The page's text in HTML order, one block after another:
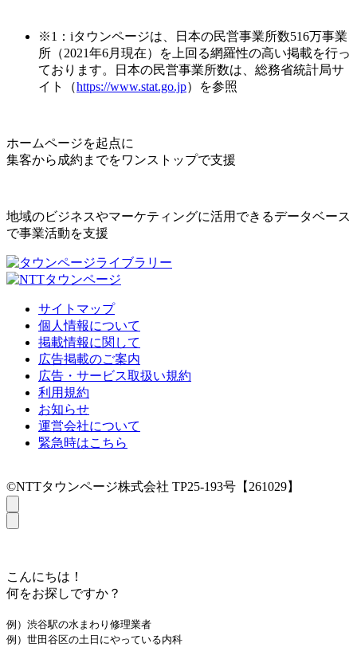
※1：iタウンページは、日本の民営事業所数516万事業
所（2021年6月現在）を上回る網羅性の高い掲載を行っ
ております。日本の民営事業所数は、総務省統計局サ
イト（https://www.stat.go.jp）を参照
ホームページを起点に
集客から成約までをワンストップで支援
地域のビジネスやマーケティングに活用できるデータベース
で事業活動を支援
サイトマップ
個人情報について
掲載情報に関して
広告掲載のご案内
広告・サービス取扱い規約
利用規約
お知らせ
運営会社について
緊急時はこちら
©NTTタウンページ株式会社 TP25-193号【261029】
こんにちは！
何をお探しですか？
例）渋谷駅の水まわり修理業者
例）世田谷区の土日にやっている内科